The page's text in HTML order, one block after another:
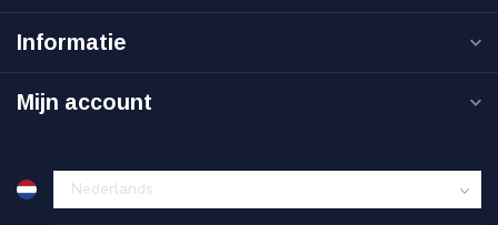
Informatie
Mijn account